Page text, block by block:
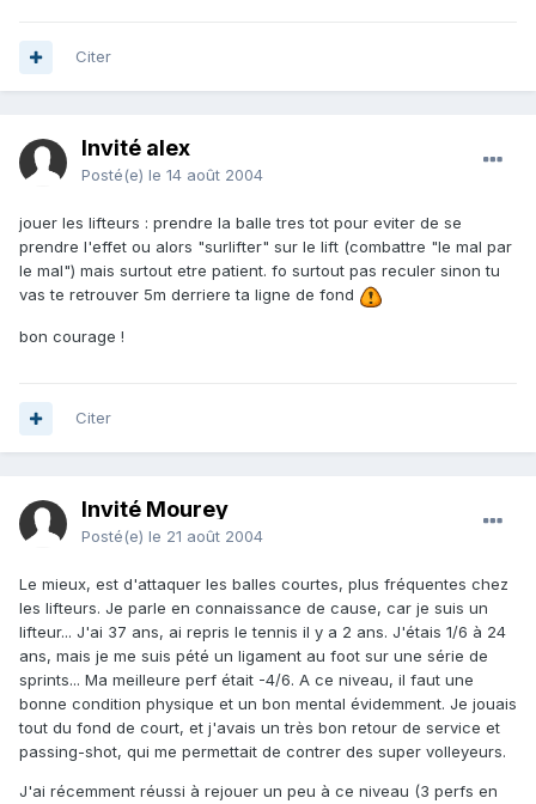
Citer
Invité alex
Posté(e) le 14 août 2004
jouer les lifteurs : prendre la balle tres tot pour eviter de se
prendre l'effet ou alors "surlifter" sur le lift (combattre "le mal par
le mal") mais surtout etre patient. fo surtout pas reculer sinon tu
vas te retrouver 5m derriere ta ligne de fond
bon courage !
Citer
Invité Mourey
Posté(e) le 21 août 2004
Le mieux, est d'attaquer les balles courtes, plus fréquentes chez
les lifteurs. Je parle en connaissance de cause, car je suis un
lifteur... J'ai 37 ans, ai repris le tennis il y a 2 ans. J'étais 1/6 à 24
ans, mais je me suis pété un ligament au foot sur une série de
sprints... Ma meilleure perf était -4/6. A ce niveau, il faut une
bonne condition physique et un bon mental évidemment. Je jouais
tout du fond de court, et j'avais un très bon retour de service et
passing-shot, qui me permettait de contrer des super volleyeurs.
J'ai récemment réussi à rejouer un peu à ce niveau (3 perfs en